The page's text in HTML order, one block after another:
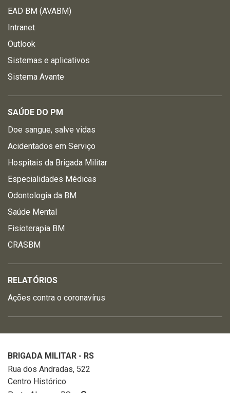
EAD BM (AVABM)
Intranet
Outlook
Sistemas e aplicativos
Sistema Avante
SAÚDE DO PM
Doe sangue, salve vidas
Acidentados em Serviço
Hospitais da Brigada Militar
Especialidades Médicas
Odontologia da BM
Saúde Mental
Fisioterapia BM
CRASBM
RELATÓRIOS
Ações contra o coronavírus
BRIGADA MILITAR - RS
Rua dos Andradas, 522
Centro Histórico